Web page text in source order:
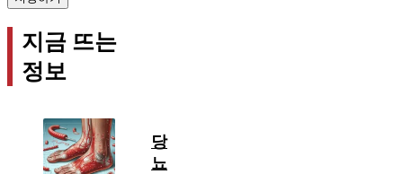
지금 뜨는
정보
당
뇨